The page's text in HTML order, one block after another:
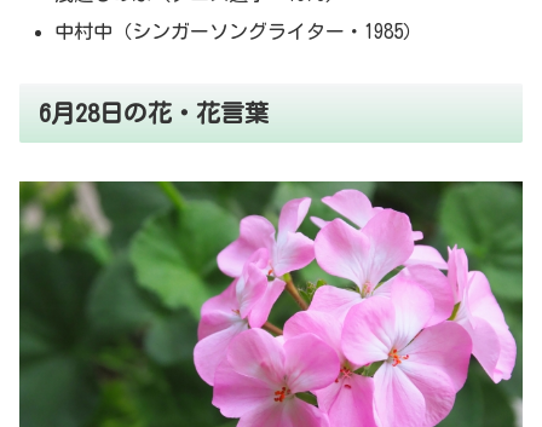
中村中（シンガーソングライター・1985）
6月28日の花・花言葉